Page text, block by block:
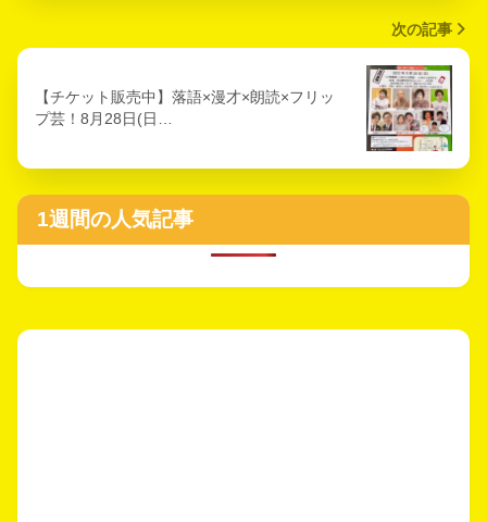
次の記事
【チケット販売中】落語×漫才×朗読×フリッ
プ芸！8月28日(日…
1週間の人気記事